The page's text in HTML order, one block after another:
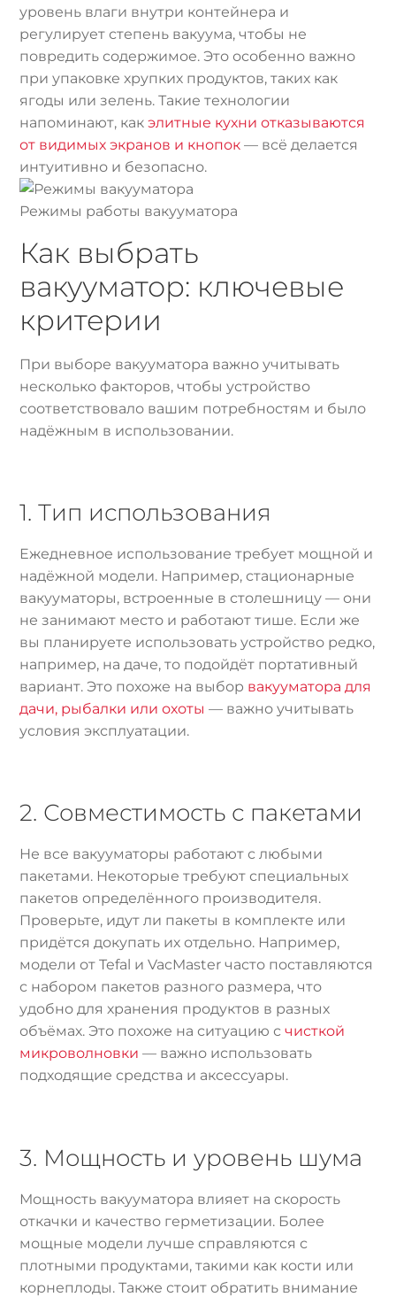
уровень влаги внутри контейнера и
регулирует степень вакуума, чтобы не
повредить содержимое. Это особенно важно
при упаковке хрупких продуктов, таких как
ягоды или зелень. Такие технологии
напоминают, какэлитные кухни отказываются
от видимых экранов и кнопок — всё делается
интуитивно и безопасно.
Режимы работы вакууматора
Как выбрать
вакууматор: ключевые
критерии
При выборе вакууматора важно учитывать
несколько факторов, чтобы устройство
соответствовало вашим потребностям и было
надёжным в использовании.
1. Тип использования
Ежедневное использование требует мощной и
надёжной модели. Например, стационарные
вакууматоры, встроенные в столешницу — они
не занимают место и работают тише. Если же
вы планируете использовать устройство редко,
например, на даче, то подойдёт портативный
вариант. Это похоже на выбор вакууматора для
дачи, рыбалки или охоты — важно учитывать
условия эксплуатации.
2. Совместимость с пакетами
Не все вакууматоры работают с любыми
пакетами. Некоторые требуют специальных
пакетов определённого производителя.
Проверьте, идут ли пакеты в комплекте или
придётся докупать их отдельно. Например,
модели от Tefal и VacMaster часто поставляются
с набором пакетов разного размера, что
удобно для хранения продуктов в разных
объёмах. Это похоже на ситуацию счисткой
микроволновки — важно использовать
подходящие средства и аксессуары.
3. Мощность и уровень шума
Мощность вакууматора влияет на скорость
откачки и качество герметизации. Более
мощные модели лучше справляются с
плотными продуктами, такими как кости или
корнеплоды. Также стоит обратить внимание